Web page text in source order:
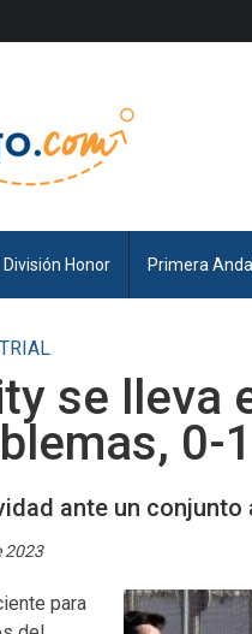
División Honor Primera
se lleva
0-1
ante un
2023
para